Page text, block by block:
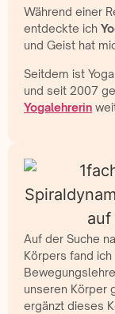
Während einer
entdeckte ich
und Geist hat
Seitdem ist
und seit 2007
Yogalehrerin
Auf der Suche
Körpers fand ich
unseren Körper
ergänzt dieses